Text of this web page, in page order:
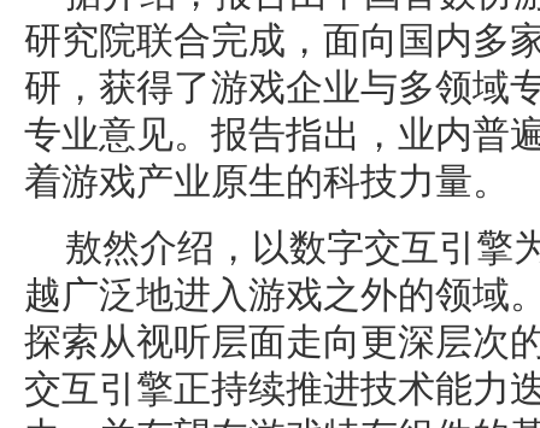
研究院联合完成，面向国内多
研，获得了游戏企业与多领域
专业意见。报告指出，业内普
着游戏产业原生的科技力量。
敖然介绍，以数字交互引擎
越广泛地进入游戏之外的领域
探索从视听层面走向更深层次
交互引擎正持续推进技术能力